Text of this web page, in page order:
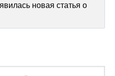
новая статья о